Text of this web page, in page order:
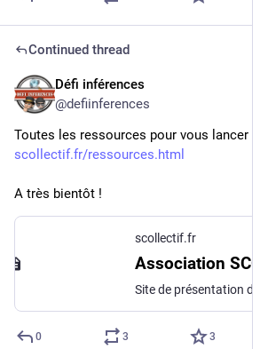
Continued thread
Défi inférences
@defiinferences
Toutes les ressources pour vous lancer
scollectif.fr/ressources.html
A très bientôt !
scollectif.fr
Association
0 3 3